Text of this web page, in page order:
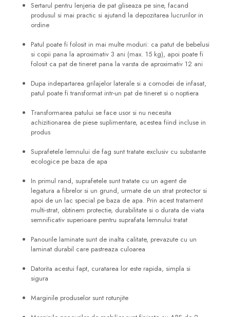
Sertarul pentru lenjeria de pat gliseaza pe sine, facand
produsul si mai practic si ajutand la depozitarea lucrurilor in
ordine
Patul poate fi folosit in mai multe moduri: ca patut de bebelusi
si copii pana la aproximativ 3 ani (max. 15 kg), apoi poate fi
folosit ca pat de tineret pana la varsta de aproximativ 12 ani
Dupa indepartarea grilajelor laterale si a comodei de infasat,
patul poate fi transformat intr-un pat de tineret si o noptiera
Transformarea patului se face usor si nu necesita
achizitionarea de piese suplimentare, acestea fiind incluse in
produs
Suprafetele lemnului de fag sunt tratate exclusiv cu substante
ecologice pe baza de apa
In primul rand, suprafetele sunt tratate cu un agent de
legatura a fibrelor si un grund, urmate de un strat protector si
apoi de un lac special pe baza de apa. Prin acest tratament
multi-strat, obtinem protectie, durabilitate si o durata de viata
semnificativ superioare pentru suprafata lemnului tratat
Panourile laminate sunt de inalta calitate, prevazute cu un
laminat durabil care pastreaza culoarea
Datorita acestui fapt, curatarea lor este rapida, simpla si
sigura
Marginile produselor sunt rotunjite